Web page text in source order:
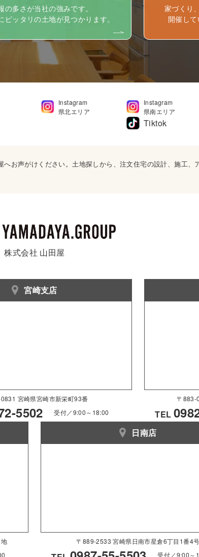
の多さが当社の強みです。
ピッタリの土地が見つかります。
家づくり
開催し
Instagram
県北エリア
Instagram
県南エリア
Tiktok
お声がけください。土地探しから、注文住宅の設計、施工、
株式会社 山田屋
宮崎支店
宮崎県宮崎市新栄町93番
5502 受付／9:00～18:00
〒883-
TEL
日南店
〒889-2533 宮崎県日南市星倉6丁目1番4号
受付／9:00～